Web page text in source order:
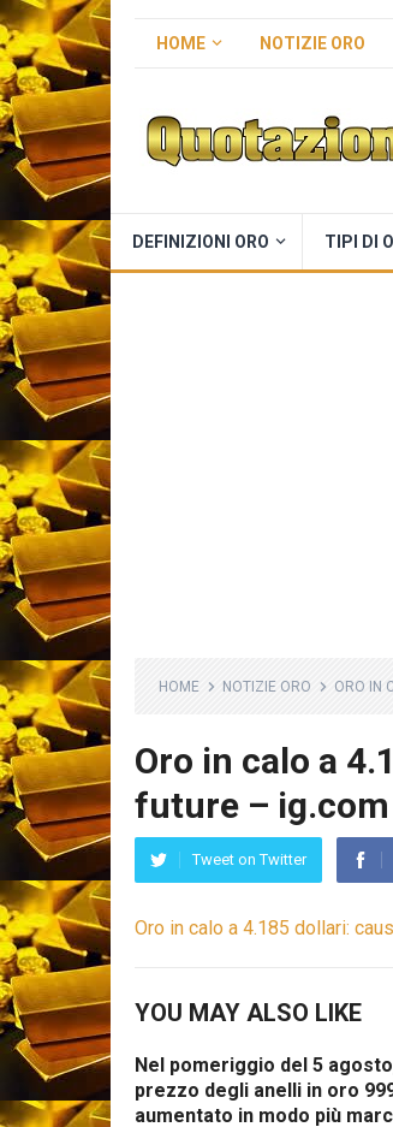
HOME NOTIZIE ORO
DEFINIZIONI ORO TIPI DI
HOME NOTIZIE ORO ORO IN
Oro in calo a
future – ig.com
Tweet on Twitter
Oro in calo a 4.185 dollari:
YOU MAY ALSO LIKE
Nel pomeriggio del 5
prezzo degli anelli in oro
aumentato in modo più